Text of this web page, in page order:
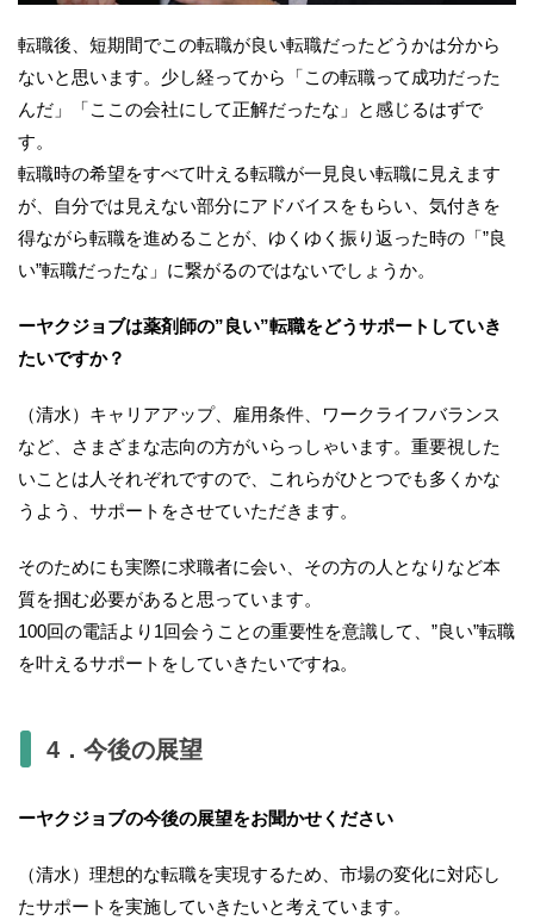
転職後、短期間でこの転職が良い転職だったどうかは分から
ないと思います。少し経ってから「この転職って成功だった
んだ」「ここの会社にして正解だったな」と感じるはずで
す。
転職時の希望をすべて叶える転職が一見良い転職に見えます
が、自分では見えない部分にアドバイスをもらい、気付きを
得ながら転職を進めることが、ゆくゆく振り返った時の「”良
い”転職だったな」に繋がるのではないでしょうか。
ーヤクジョブは薬剤師の”良い”転職をどうサポートしていき
たいですか？
（清水）キャリアアップ、雇用条件、ワークライフバランス
など、さまざまな志向の方がいらっしゃいます。重要視した
いことは人それぞれですので、これらがひとつでも多くかな
うよう、サポートをさせていただきます。
そのためにも実際に求職者に会い、その方の人となりなど本
質を掴む必要があると思っています。
100回の電話より1回会うことの重要性を意識して、”良い”転職
を叶えるサポートをしていきたいですね。
4．今後の展望
ーヤクジョブの今後の展望をお聞かせください
（清水）理想的な転職を実現するため、市場の変化に対応し
たサポートを実施していきたいと考えています。